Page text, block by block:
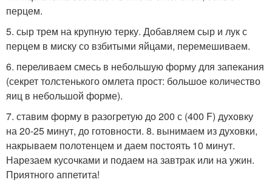
перцем.
5. сыр трем на крупную терку. Добавляем сыр и лук с
перцем в миску со взбитыми яйцами, перемешиваем.
6. переливаем смесь в небольшую форму для запекания
(секрет толстенького омлета прост: большое количество
яиц в небольшой форме).
7. ставим форму в разогретую до 200 с (400 F) духовку
на 20-25 минут, до готовности. 8. вынимаем из духовки,
накрываем полотенцем и даем постоять 10 минут.
Нарезаем кусочками и подаем на завтрак или на ужин.
Приятного аппетита!